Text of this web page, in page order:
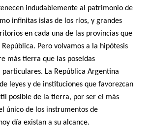
indudablemente al patrimonio de
infinitas islas de los ríos, y grandes
en cada una de las provincias que
Pero volvamos a la hipótesis
más tierra que las poseídas
La República Argentina
leyes y de instituciones que favorezcan
posible de la tierra, por ser el más
único de los instrumentos de
día existan a su alcance.